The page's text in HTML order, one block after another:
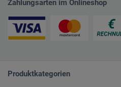
Zahlungsarten im Onlineshop
Produktkategorien